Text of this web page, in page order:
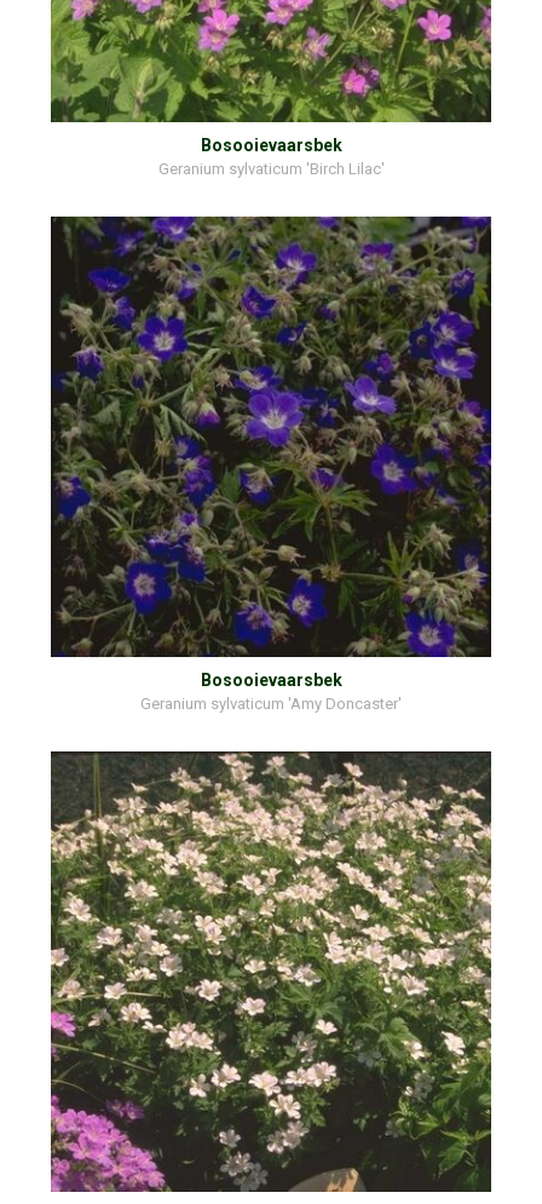
Bosooievaarsbek
Geranium sylvaticum 'Birch Lilac'
Bosooievaarsbek
Geranium sylvaticum 'Amy Doncaster'